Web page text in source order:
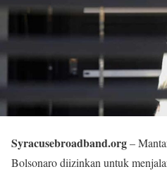
Syracusebroadband.org–
Bolsonaro diizinkan untuk